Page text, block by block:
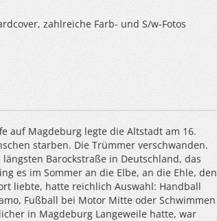
zahlreiche Farb- und S/w-Fotos
auf Magdeburg legte die Altstadt am 16.
starben. Die Trümmer verschwanden.
Barockstraße in Deutschland, das
es im Sommer an die Elbe, an die Ehle, den
liebte, hatte reichlich Auswahl: Handball
Fußball bei Motor Mitte oder Schwimmen
in Magdeburg Langeweile hatte, war